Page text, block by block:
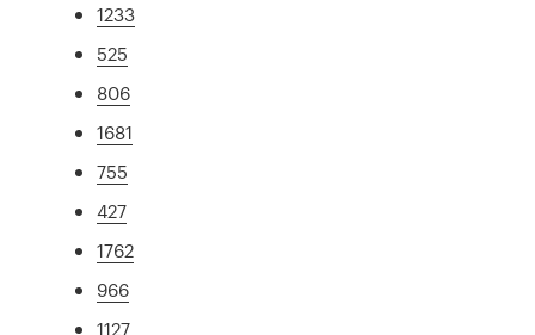
1233
525
806
1681
755
427
1762
966
1127